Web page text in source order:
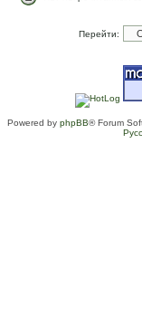
Перейти:
Powered by phpBB® Forum